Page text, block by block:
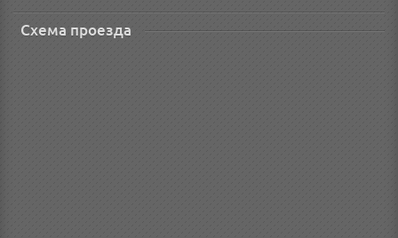
Схема проезда